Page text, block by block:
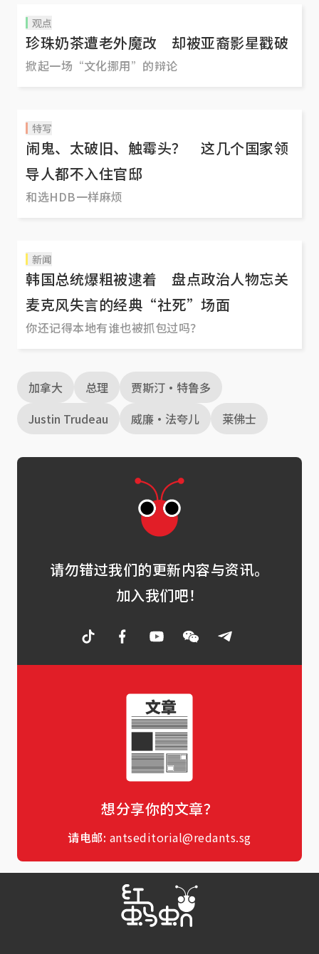
观点
珍珠奶茶遭老外魔改 却被亚裔影星戳破
掀起一场“文化挪用”的辩论
特写
闹鬼、太破旧、触霉头？ 这几个国家领
导人都不入住官邸
和选HDB一样麻烦
新闻
韩国总统爆粗被逮着 盘点政治人物忘关
麦克风失言的经典“社死”场面
你还记得本地有谁也被抓包过吗？
加拿大 总理
贾斯汀·特鲁多
Justin Trudeau
威廉·法夸儿 莱佛士
请勿错过我们的更新内容与资讯。
加入我们吧！
想分享你的文章？
请电邮: antseditorial@redants.sg